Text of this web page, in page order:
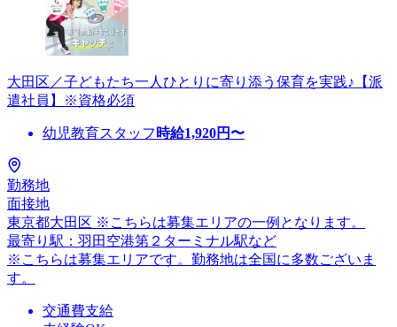
大田区／子どもたち一人ひとりに寄り添う保育を実践♪【派
遣社員】※資格必須
幼児教育スタッフ 時給1,920円〜
勤務地
面接地
東京都大田区 ※こちらは募集エリアの一例となります。
最寄り駅：羽田空港第２ターミナル駅など
※こちらは募集エリアです。勤務地は全国に多数ございま
す。
交通費支給